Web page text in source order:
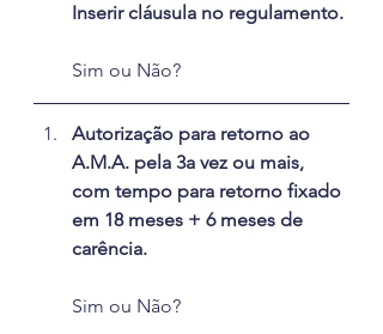
Inserir cláusula no regulamento.
Sim ou Não?
Autorização para retorno ao
A.M.A. pela 3a vez ou mais,
com tempo para retorno fixado
em 18 meses + 6 meses de
carência.
Sim ou Não?